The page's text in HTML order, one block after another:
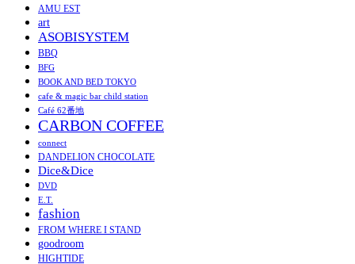
AMU EST
art
ASOBISYSTEM
BBQ
BFG
BOOK AND BED TOKYO
cafe & magic bar child station
Café 62番地
CARBON COFFEE
connect
DANDELION CHOCOLATE
Dice&Dice
DVD
E.T.
fashion
FROM WHERE I STAND
goodroom
HIGHTIDE